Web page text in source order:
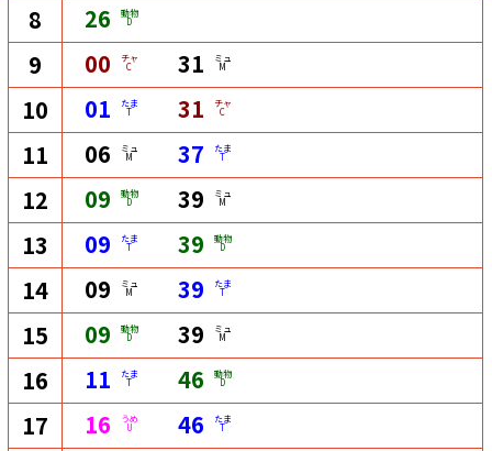
8 26 動物
D
9 00 チャ
C 31 ミュ
M
10 01 たま
T 31 チャ
C
11 06 ミュ
M 37 たま
T
12 09 動物
D 39 ミュ
M
13 09 たま
T 39 動物
D
14 09 ミュ
M 39 たま
T
15 09 動物
D 39 ミュ
M
16 11 たま
T 46 動物
D
17 16 うめ
U 46 たま
T